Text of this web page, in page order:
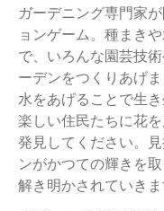
ガーデニング専門家
ョンゲーム。種まき
で、いろんな園芸技
ーデンをつくりあげ
水をあげることで生
楽しい住民たちに花
発見してください。
ンがかつての輝きを
解き明かされていきま